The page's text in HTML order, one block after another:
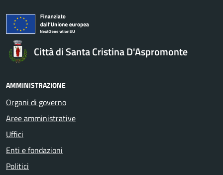
Città di Santa Cristina D'Aspromonte
AMMINISTRAZIONE
Organi di governo
Aree amministrative
Uffici
Enti e fondazioni
Politici